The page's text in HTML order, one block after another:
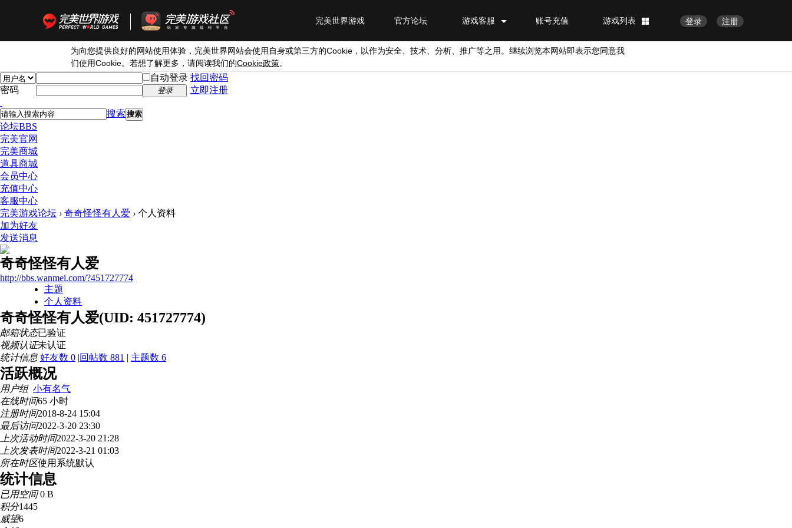
注册
登录
游戏列表
账号充值
游戏客服
官方论坛
完美世界游戏
为向您提供良好的网站使用体验，完美世界网站会使用自身或第三方的Cookie ，以作为安全、技术、分析、推广等之用。继续浏览本网站即表示您同意我
们使用Cookie。若想了解更多，请阅读我们的Cookie政策。
自动登录 找回密码
密码
登录 立即注册
搜索 搜索
论坛BBS
完美官网
完美商城
道具商城
会员中心
充值中心
客服中心
完美游戏论坛 › 奇奇怪怪有人爱 › 个人资料
加为好友
发送消息
奇奇怪怪有人爱
http://bbs.wanmei.com/?451727774
主题
个人资料
奇奇怪怪有人爱(UID: 451727774)
邮箱状态已验证
视频认证未认证
统计信息 好友数 0 |回帖数 881 | 主题数 6
活跃概况
用户组 小有名气
在线时间65 小时
注册时间2018-8-24 15:04
最后访问2022-3-20 23:30
上次活动时间2022-3-20 21:28
上次发表时间2022-3-21 01:03
所在时区使用系统默认
统计信息
已用空间0 B
积分1445
威望6